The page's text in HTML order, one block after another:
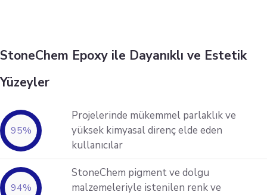
StoneChem Epoxy ile Dayanıklı ve Estetik
Yüzeyler
95%
Projelerinde mükemmel parlaklık ve
yüksek kimyasal direnç elde eden
kullanıcılar
94%
StoneChem pigment ve dolgu
malzemeleriyle istenilen renk ve